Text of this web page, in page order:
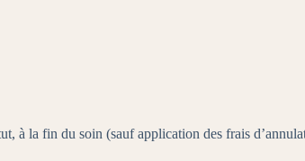
à la fin du soin (sauf application des frais